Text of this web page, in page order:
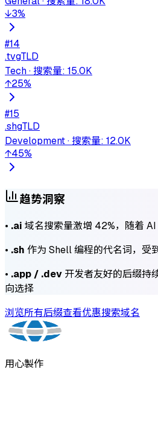
↓3%
#14
.tvgTLD
Tech· 搜索量: 15.0K
↑25%
#15
.shgTLD
Development· 搜索量: 12.0K
↑45%
趋势洞察
• .ai 域名搜索量激增 42%，随着
• .sh 作为 Shell 编程的代名词，受
• .app / .dev 开发者友好的后缀持
向选择
浏览所有后缀查看优惠搜索域名
用心製作